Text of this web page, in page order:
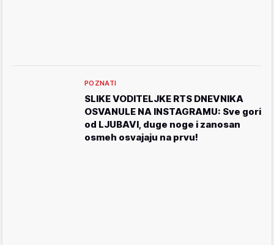
POZNATI
SLIKE VODITELJKE RTS DNEVNIKA
OSVANULE NA INSTAGRAMU: Sve gori
od LJUBAVI, duge noge i zanosan
osmeh osvajaju na prvu!